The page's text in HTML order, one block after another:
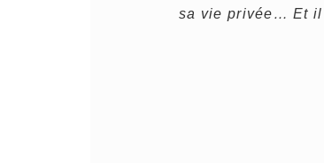
sa vie privée… Et il